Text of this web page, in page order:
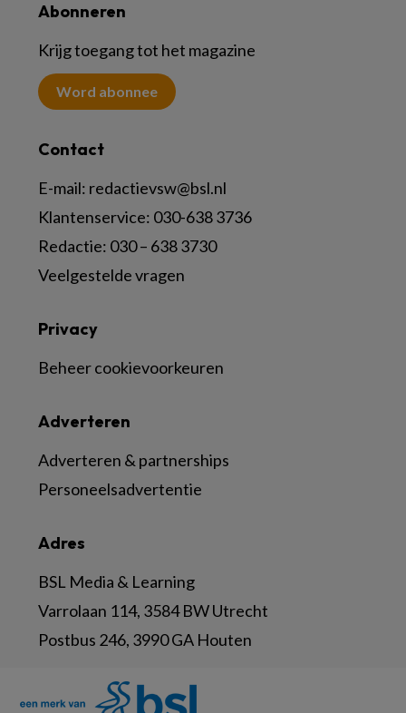
Abonneren
Krijg toegang tot het magazine
Word abonnee
Contact
E-mail: redactievsw@bsl.nl
Klantenservice: 030-638 3736
Redactie: 030 – 638 3730
Veelgestelde vragen
Adres
BSL Media & Learning
Varrolaan 114, 3584 BW Utrecht
Postbus 246, 3990 GA Houten
Adverteren
Adverteren & partnerships
Personeelsadvertentie
Privacy
Beheer cookievoorkeuren